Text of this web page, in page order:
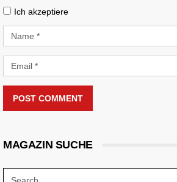
Ich akzeptiere
POST COMMENT
MAGAZIN SUCHE